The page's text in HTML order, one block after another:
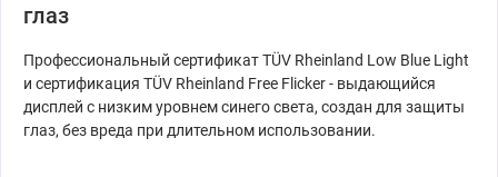
глаз
Профессиональный сертификат TÜV Rheinland Low Blue Light
и сертификация TÜV Rheinland Free Flicker - выдающийся
дисплей с низким уровнем синего света, создан для защиты
глаз, без вреда при длительном использовании.